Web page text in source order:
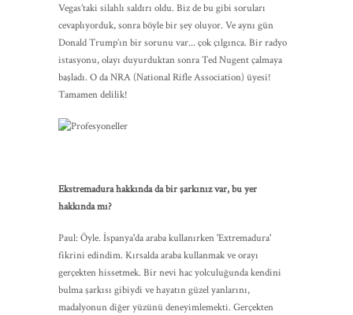
Vegas’taki silahlı saldırı oldu. Biz de bu gibi soruları
cevaplıyorduk, sonra böyle bir şey oluyor. Ve aynı gün
Donald Trump’ın bir sorunu var... çok çılgınca. Bir radyo
istasyonu, olayı duyurduktan sonra Ted Nugent çalmaya
başladı. O da NRA (National Rifle Association) üyesi!
Tamamen delilik!
Ekstremadura hakkında da bir şarkınız var, bu yer
hakkında mı?
Paul: Öyle. İspanya'da araba kullanırken 'Extremadura'
fikrini edindim. Kırsalda araba kullanmak ve orayı
gerçekten hissetmek. Bir nevi hac yolculuğunda kendini
bulma şarkısı gibiydi ve hayatın güzel yanlarını,
madalyonun diğer yüzünü deneyimlemekti. Gerçekten